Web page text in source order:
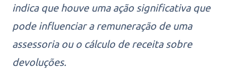
indica que houve uma ação significativa que
pode influenciar a remuneração de uma
assessoria ou o cálculo de receita sobre
devoluções.